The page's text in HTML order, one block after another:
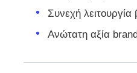
Συνεχή λειτουργία
Ανώτατη αξία